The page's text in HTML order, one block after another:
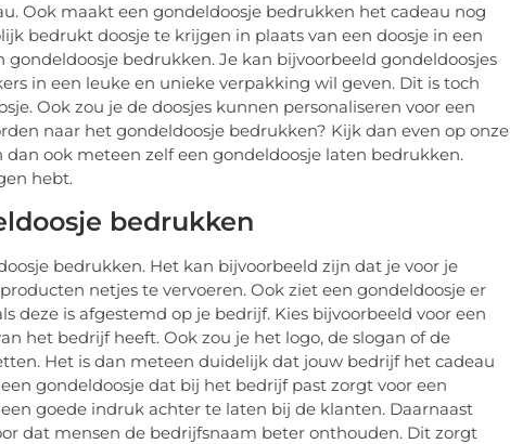
Ook maakt een gondeldoosje bedrukken het cadeau nog
bedrukt doosje te krijgen in plaats van een doosje in een
bedrukken. Je kan bijvoorbeeld gondeldoosjes
in een leuke en unieke verpakking wil geven. Dit is toch
Ook zou je de doosjes kunnen personaliseren voor een
naar het gondeldoosje bedrukken? Kijk dan even op onze
ook meteen zelf een gondeldoosje laten bedrukken.
hebt.
bedrukken
bedrukken. Het kan bijvoorbeeld zijn dat je voor je
netjes te vervoeren. Ook ziet een gondeldoosje er
deze is afgestemd op je bedrijf. Kies bijvoorbeeld voor een
het bedrijf heeft. Ook zou je het logo, de slogan of de
Het is dan meteen duidelijk dat jouw bedrijf het cadeau
gondeldoosje dat bij het bedrijf past zorgt voor een
goede indruk achter te laten bij de klanten. Daarnaast
dat mensen de bedrijfsnaam beter onthouden. Dit zorgt